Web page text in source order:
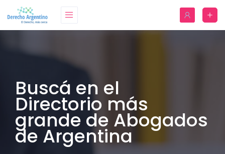
Buscá en el
Directorio más
grande de Abogados
de Argentina